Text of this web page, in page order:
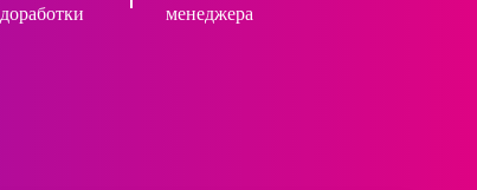
доработки
менеджера